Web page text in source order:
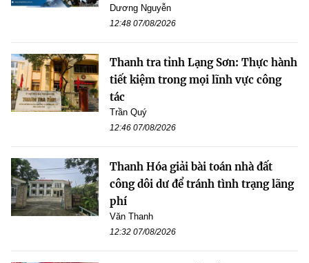
Dương Nguyễn
12:48 07/08/2026
Thanh tra tỉnh Lạng Sơn: Thực hành
tiết kiệm trong mọi lĩnh vực công
tác
Trần Quý
12:46 07/08/2026
Thanh Hóa giải bài toán nhà đất
công dôi dư để tránh tình trạng lãng
phí
Văn Thanh
12:32 07/08/2026